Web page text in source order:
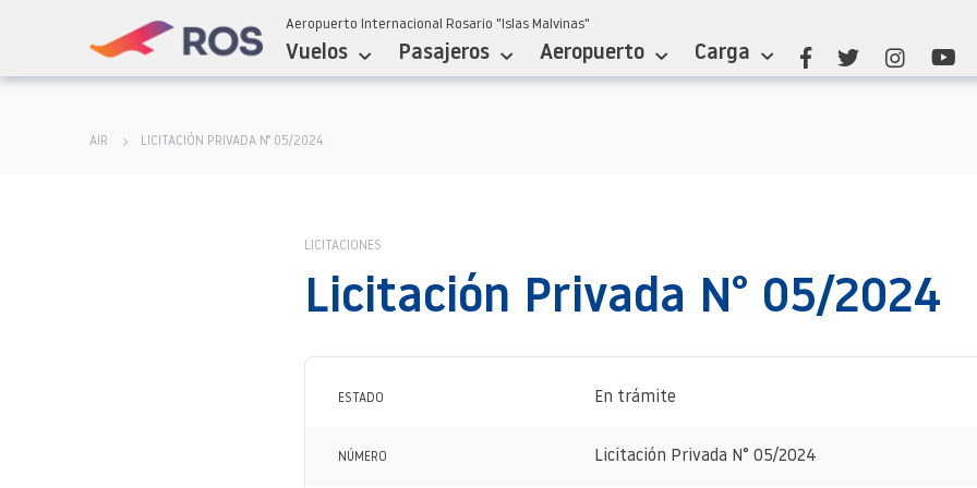
Aeropuerto Internacional Rosario "Islas Malvinas"
Vuelos Pasajeros Aeropuerto Carga
AIR LICITACIÓN PRIVADA N° 05/2024
LICITACIONES
Licitación Privada N° 05/2024
ESTADO En trámite
NÚMERO Licitación Privada N° 05/2024